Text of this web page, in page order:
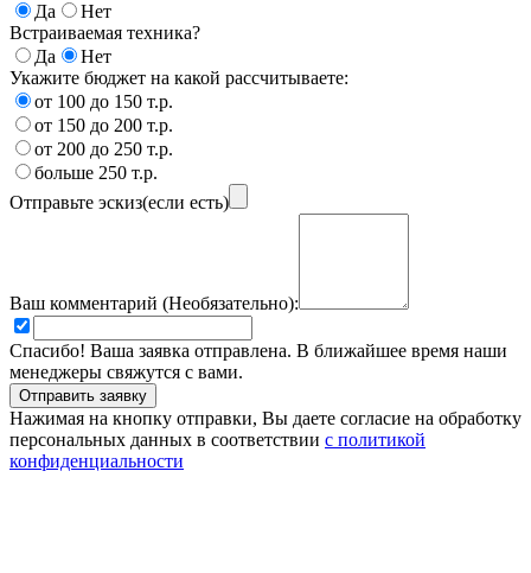
Да
Нет
Встраиваемая техника?
Да
Нет
Укажите бюджет на какой рассчитываете:
от 100 до 150 т.р.
от 150 до 200 т.р.
от 200 до 250 т.р.
больше 250 т.р.
Отправьте эскиз(если есть)
Ваш комментарий (Необязательно):
Спасибо! Ваша заявка отправлена. В ближайшее время наши
менеджеры свяжутся с вами.
Нажимая на кнопку отправки, Вы даете согласие на обработку
персональных данных в соответствии с политикой
конфиденциальности